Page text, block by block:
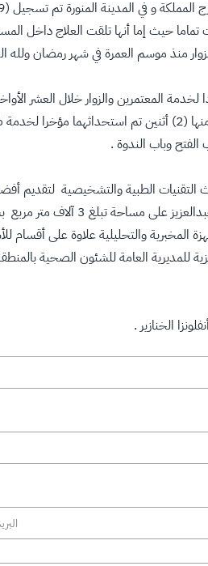
والزوار شفيت تماما حيث إما أنها تلقت العلاج
منذ موسم العمرة في شهر رمضان ولله
المعتمرين والزوار خلال العشر
موضحاً معالية أن الوزارة قد جهزت عدد (6) ستة مراكز صحية داخل الحرم الشريف في كافة الاتجاهات الرئيسية الأربعة وزودتها بكافة الطواقم
وباب الندوة .
الطبية والتشخيصية لتقديم
الصحية والعلاجية والإسعافية المتطورة لقاصدي بيت الله الحرام من الزوار والمعتمرين وضيوف الرحمن
يشتمل على أحدث الأجهزة المخبرية والتحليلية علاوة على
للمديرية العامة للشئون الصحية
الخنازير .